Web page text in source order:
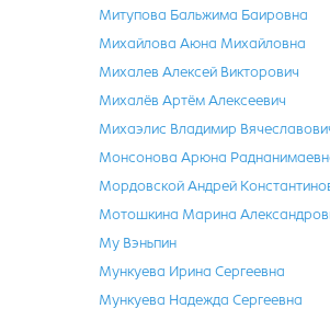
Митупова Бальжима Баировна
Михайлова Аюна Михайловна
Михалев Алексей Викторович
Михалёв Артём Алексеевич
Михаэлис Владимир
Монсонова Арюна
Мордовской Андрей
Мотошкина Марина
Му Вэньпин
Мункуева Ирина Сергеевна
Мункуева Надежда Сергеевна